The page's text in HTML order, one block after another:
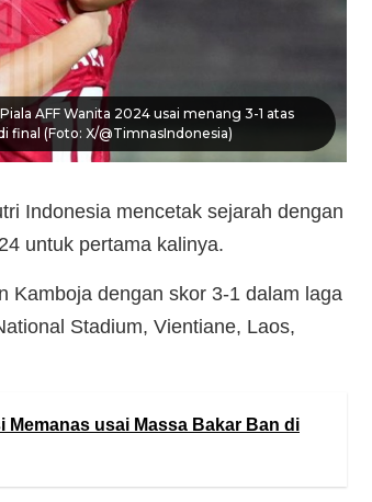
AFF Wanita 2024 usai menang 3-1 atas
final (Foto: X/@TimnasIndonesia)
Indonesia mencetak sejarah dengan
untuk pertama kalinya.
Kamboja dengan skor 3-1 dalam laga
Stadium, Vientiane, Laos,
Memanas usai Massa Bakar Ban di